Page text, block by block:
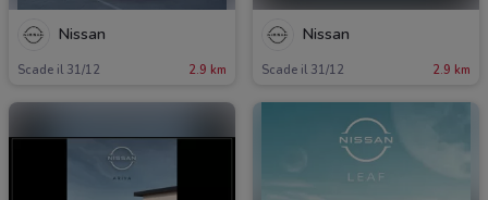
Nissan
Scade il 31/12 2.9 km
Nissan
Scade il 31/12 2.9 km